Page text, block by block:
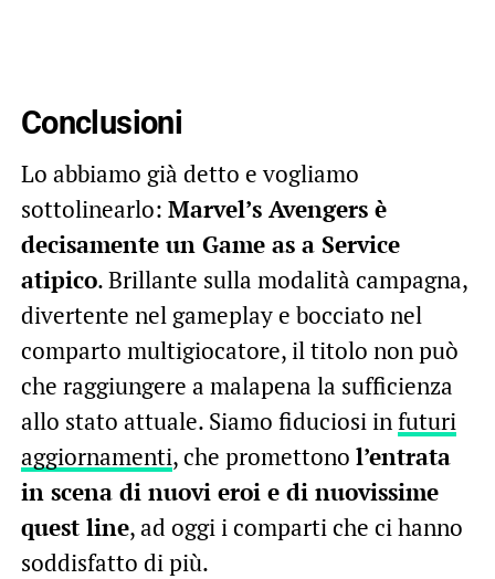
Conclusioni
Lo abbiamo già detto e vogliamo
sottolinearlo: Marvel’s Avengers è
decisamente un Game as a Service
atipico. Brillante sulla modalità campagna,
divertente nel gameplay e bocciato nel
comparto multigiocatore, il titolo non può
che raggiungere a malapena la sufficienza
allo stato attuale. Siamo fiduciosi infuturi
aggiornamenti, che promettono l’entrata
in scena di nuovi eroi e di nuovissime
quest line, ad oggi i comparti che ci hanno
soddisfatto di più.